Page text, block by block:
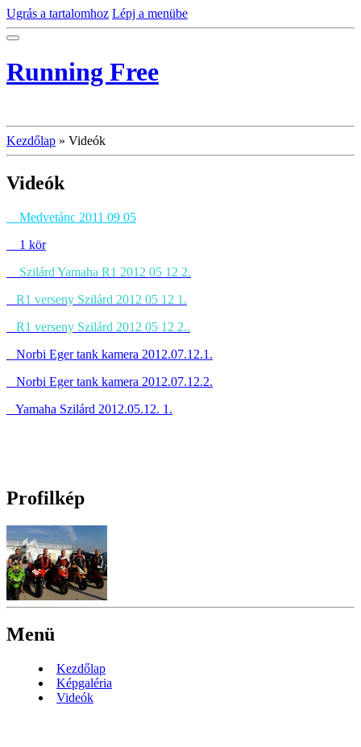
Ugrás a tartalomhoz Lépj a menübe
Running Free
Kezdőlap » Videók
Videók
Medvetánc 2011 09 05
1 kör
Szilárd Yamaha R1 2012 05 12 2.
R1 verseny Szilárd 2012 05 12 1.
R1 verseny Szilárd 2012 05 12 2..
Norbi Eger tank kamera 2012.07.12.1.
Norbi Eger tank kamera 2012.07.12.2.
Yamaha Szilárd 2012.05.12. 1.
Profilkép
Menü
Kezdőlap
Képgaléria
Videók